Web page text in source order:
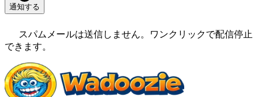
通知する
スパムメールは送信しません。ワンクリックで配信停止
できます。